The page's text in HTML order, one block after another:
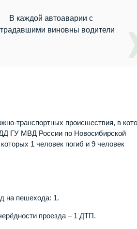
В каждой автоаварии с
виновны водители
транспортных происшествия, в
ГУ МВД России по Новосибирской
1 человек погиб и 9 человек
на пешехода: 1.
проезда – 1 ДТП.